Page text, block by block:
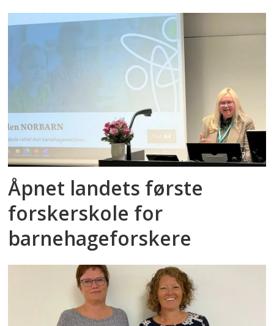
Åpnet landets første
forskerskole for
barnehageforskere